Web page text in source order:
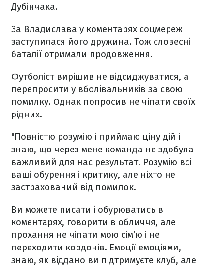
Дубінчака.
За Владислава у коментарях соцмереж
заступилася його дружина. Тож словесні
баталії отримали продовження.
Футболіст вирішив не відсиджуватися, а
перепросити у вболівальників за свою
помилку. Однак попросив не чіпати своїх
рідних.
"Повністю розумію і приймаю ціну дій і
знаю, що через мене команда не здобула
важливий для нас результат. Розумію всі
ваші обурення і критику, але ніхто не
застрахований від помилок.
Ви можете писати і обурюватись в
коментарях, говорити в обличчя, але
прохання не чіпати мою сімʼю і не
переходити кордонів. Емоції емоціями,
знаю, як віддано ви підтримуєте клуб, але